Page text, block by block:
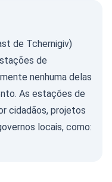
de Tchernigiv)
de
nenhuma delas
As estações de
cidadãos, projetos
locais, como: